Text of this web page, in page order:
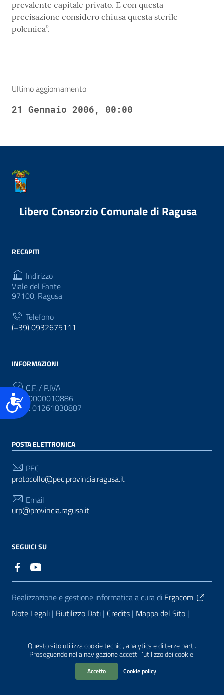
Accessibilità
Questo sito utilizza cookie tecnici, analytics e di terze parti.
Proseguendo nella navigazione accetti l’utilizzo dei cookie.
Accetto Cookie policy
prevalente capitale privato. E con questa
precisazione considero chiusa questa sterile
polemica”.
Ultimo aggiornamento
21 Gennaio 2006, 00:00
Libero Consorzio Comunale di Ragusa
RECAPITI
Indirizzo
Viale del Fante
97100, Ragusa
Telefono
(+39) 0932675111
INFORMAZIONI
C.F. / P.IVA
CF: 80000010886
P.IVA: 01261830887
POSTA ELETTRONICA
PEC
protocollo@pec.provincia.ragusa.it
Email
urp@provincia.ragusa.it
SEGUICI SU
Sezione Link Utili
Realizzazione e gestione informatica a cura di Ergacom
Note Legali Riutilizzo Dati Credits Mappa del Sito
Segnalazioni Statistiche accessi Dichiarazione di
Accessibilità